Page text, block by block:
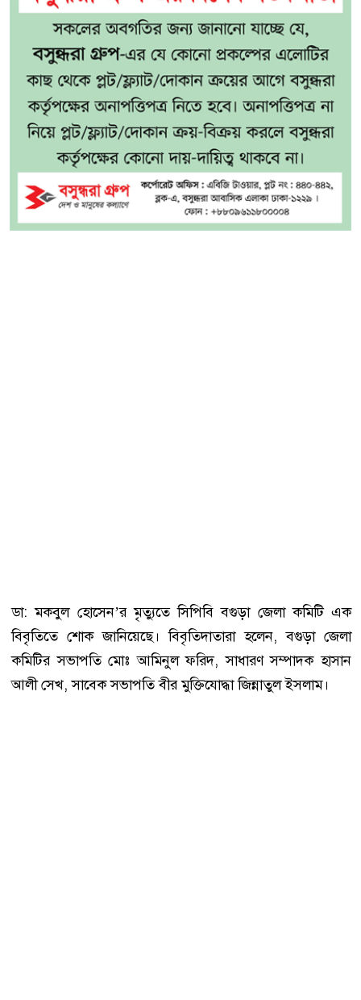
ডা: মকবুল হোসেন’র মৃত্যুতে সিপিবি বগুড়া জেলা কমিটি এক
বিবৃতিতে শোক জানিয়েছে। বিবৃতিদাতারা হলেন, বগুড়া জেলা
কমিটির সভাপতি মোঃ আমিনুল ফরিদ, সাধারণ সম্পাদক হাসান
আলী সেখ, সাবেক সভাপতি বীর মুক্তিযোদ্ধা জিন্নাতুল ইসলাম।